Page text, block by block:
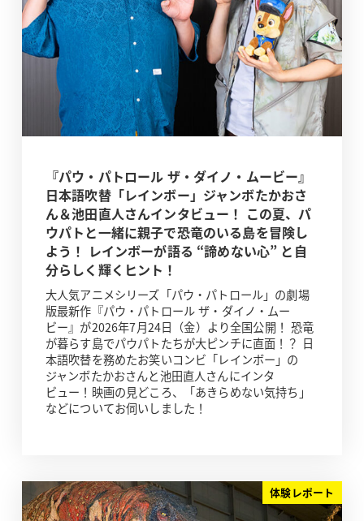
『パウ・パトロール ザ・ダイノ・ムービー』
日本語吹替「レインボー」ジャンボたかおさ
ん＆池田直人さんインタビュー！ この夏、パ
ウパトと一緒に親子で恐竜のいる島を冒険し
よう！ レインボーが語る “諦めない心” と自
分らしく輝くヒント！
大人気アニメシリーズ「パウ・パトロール」の劇場
版最新作『パウ・パトロール ザ・ダイノ・ムー
ビー』が2026年7月24日（金）より全国公開！ 恐竜
が暮らす島でパウパトたちが大ピンチに直面！？ 日
本語吹替を務めたお笑いコンビ「レインボー」の
ジャンボたかおさんと池田直人さんにインタ
ビュー！映画の見どころ、「あきらめない気持ち」
などについてお伺いしました！
体験レポート